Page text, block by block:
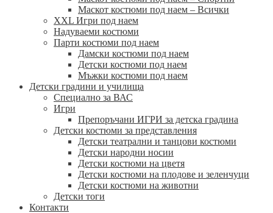
Маскот костюми под наем – Всички
XXL Игри под наем
Надуваеми костюми
Парти костюми под наем
Дамски костюми под наем
Детски костюми под наем
Мъжки костюми под наем
Детски градини и училища
Специално за ВАС
Игри
Препоръчани ИГРИ за детска градина
Детски костюми за представления
Детски театрални и танцови костюми
Детски народни носии
Детски костюми на цветя
Детски костюми на плодове и зеленчуци
Детски костюми на животни
Детски тоги
Контакти